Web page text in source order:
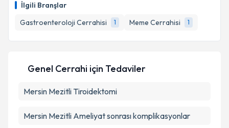
İlgili Branşlar
Gastroenteroloji Cerrahisi
1 Meme Cerrahisi 1
takvim hazırlandığında e-posta ile bilgilendireceğiz.
Metni'ni okudum ve kişisel verilerimin belirtilen
Genel Cerrahi için Tedaviler
Mersin Mezitli Tiroidektomi
Mersin Mezitli Ameliyat sonrası komplikasyonlar